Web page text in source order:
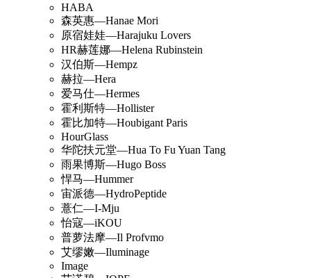
HABA
森英惠—Hanae Mori
原宿娃娃—Harajuku Lovers
HR赫莲娜—Helena Rubinstein
汉伯斯—Hempz
赫拉—Hera
爱马仕—Hermes
霍利斯特—Hollister
霍比加特—Houbigant Paris
HourGlass
华陀扶元堂—Hua To Fu Yuan Tang
雨果博斯—Hugo Boss
悍马—Hummer
宙派德—HydroPeptide
薏仁—I-Mju
怡寇—iKOU
普萝法摩—Il Profvmo
艾缪嫩—Iluminage
Image